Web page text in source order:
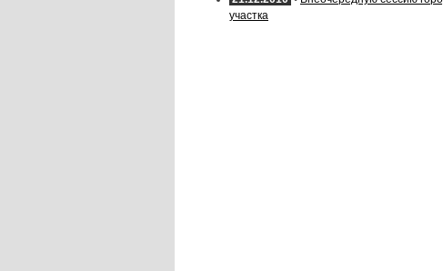
участка